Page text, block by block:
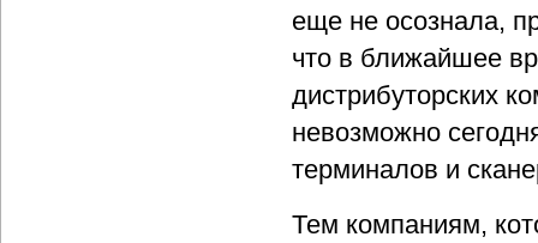
еще не осознала,
что в ближайшее
дистрибуторских
невозможно
терминалов и
Тем компаниям,